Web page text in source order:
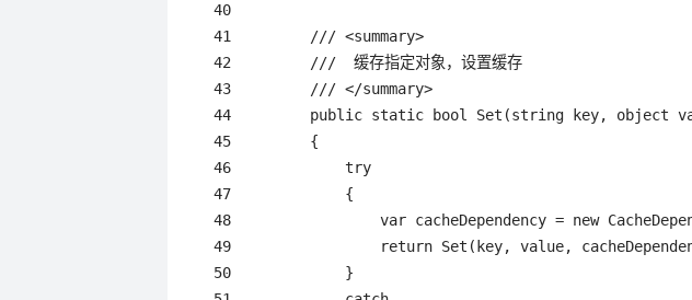
40
41         /// <summary>
42         ///  缓存指定对象，设置缓存
43         /// </summary>
44         public static bool Set(string key, object
45         {
46             try
47             {
48                 var cacheDependency = new
49                 return Set(key, value,
50             }